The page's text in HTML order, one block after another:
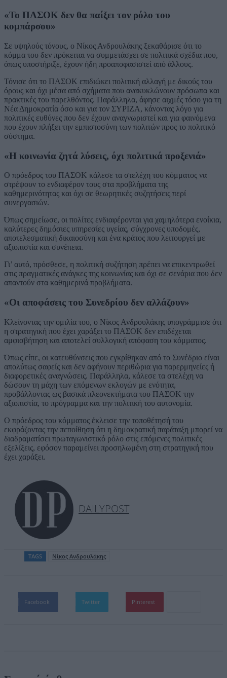
«Το ΠΑΣΟΚ δεν θα παίξει τον ρόλο του
κομπάρσου»
Σε υψηλούς τόνους, ο Νίκος Ανδρουλάκης ξεκαθάρισε ότι το
κόμμα του δεν πρόκειται να συμμετάσχει σε πολιτικά σχέδια που,
όπως υποστήριξε, έχουν ήδη προαποφασιστεί από άλλους.
Τόνισε ότι το ΠΑΣΟΚ επιδιώκει πολιτική αλλαγή με δικούς του
όρους και όχι μέσα από σχήματα που ανακυκλώνουν πρόσωπα και
πρακτικές του παρελθόντος. Παράλληλα, άφησε αιχμές τόσο για τη
Νέα Δημοκρατία όσο και για τον ΣΥΡΙΖΑ, κάνοντας λόγο για
πολιτικές ευθύνες που δεν έχουν αναγνωριστεί και για φαινόμενα
που έχουν πλήξει την εμπιστοσύνη των πολιτών προς το πολιτικό
σύστημα.
«Η κοινωνία ζητά λύσεις, όχι πολιτικά προξενιά»
Ο πρόεδρος του ΠΑΣΟΚ κάλεσε τα στελέχη του κόμματος να
στρέψουν το ενδιαφέρον τους στα προβλήματα της
καθημερινότητας και όχι σε θεωρητικές συζητήσεις περί
συνεργασιών.
Όπως σημείωσε, οι πολίτες ενδιαφέρονται για χαμηλότερα ενοίκια,
καλύτερες δημόσιες υπηρεσίες υγείας, σύγχρονες υποδομές,
αποτελεσματική δικαιοσύνη και ένα κράτος που λειτουργεί με
αξιοπιστία και συνέπεια.
Γι’ αυτό, πρόσθεσε, η πολιτική συζήτηση πρέπει να επικεντρωθεί
στις πραγματικές ανάγκες της κοινωνίας και όχι σε σενάρια που δεν
απαντούν στα καθημερινά προβλήματα.
«Οι αποφάσεις του Συνεδρίου δεν αλλάζουν»
Κλείνοντας την ομιλία του, ο Νίκος Ανδρουλάκης υπογράμμισε ότι
η στρατηγική που έχει χαράξει το ΠΑΣΟΚ δεν επιδέχεται
αμφισβήτηση και αποτελεί συλλογική απόφαση του κόμματος.
Όπως είπε, οι κατευθύνσεις που εγκρίθηκαν από το Συνέδριο είναι
απολύτως σαφείς και δεν αφήνουν περιθώρια για παρερμηνείες ή
διαφορετικές αναγνώσεις. Παράλληλα, κάλεσε τα στελέχη να
δώσουν τη μάχη των επόμενων εκλογών με ενότητα,
προβάλλοντας ως βασικά πλεονεκτήματα του ΠΑΣΟΚ την
αξιοπιστία, το πρόγραμμα και την πολιτική του αυτονομία.
Ο πρόεδρος του κόμματος έκλεισε την τοποθέτησή του
εκφράζοντας την πεποίθηση ότι η δημοκρατική παράταξη μπορεί να
διαδραματίσει πρωταγωνιστικό ρόλο στις επόμενες πολιτικές
εξελίξεις, εφόσον παραμείνει προσηλωμένη στη στρατηγική που
έχει χαράξει.
DAILYPOST
TAGS Νίκος Ανδρουλάκης
Facebook Twitter Pinterest